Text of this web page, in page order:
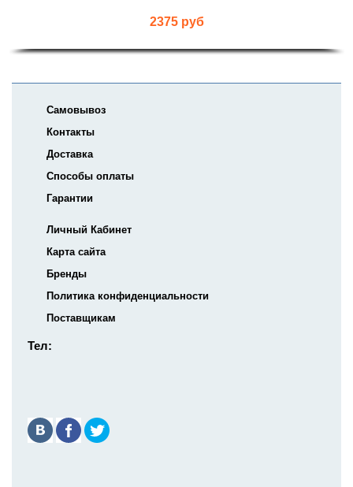
2375 руб
Самовывоз
Контакты
Доставка
Способы оплаты
Гарантии
Личный Кабинет
Карта сайта
Бренды
Политика конфиденциальности
Поставщикам
Тел: